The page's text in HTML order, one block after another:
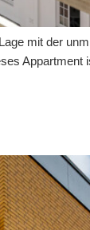
mit der